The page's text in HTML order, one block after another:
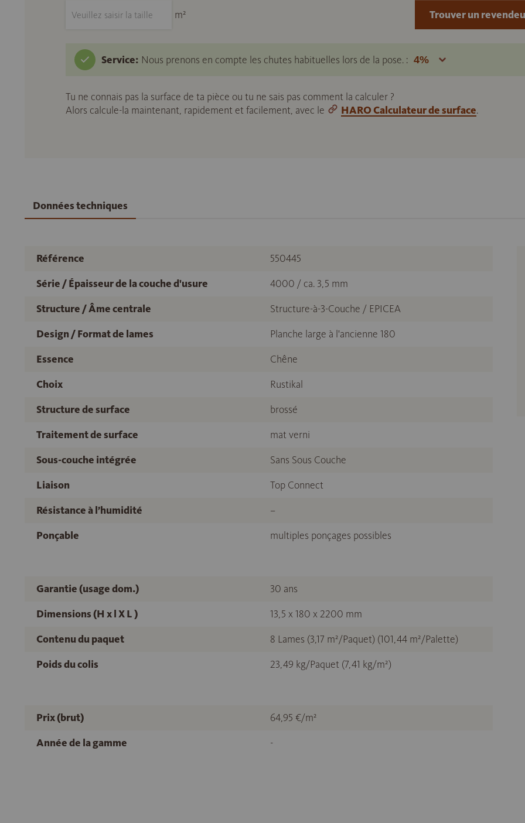
m²
Service: Nous prenons en compte les chutes habituelles lors de la pose. :
Tu ne connais pas la surface de ta pièce ou tu ne sais pas comment la calculer ?
Alors calcule-la maintenant, rapidement et facilement, avec le
HARO Calculateur de surface.
Trouver un
Données techniques
Référence
550445
Série / Épaisseur de la couche d'usure
4000 / ca. 3,5 mm
Structure / Âme centrale
Structure-à-3-Couche / EPICEA
Design / Format de lames
Planche large à l'ancienne 180
Essence
Chêne
Choix
Rustikal
Structure de surface
brossé
Traitement de surface
mat verni
Sous-couche intégrée
Sans Sous Couche
Liaison
Top Connect
Résistance à l’humidité
–
Ponçable
multiples ponçages possibles
Garantie (usage dom.)
30 ans
Dimensions (H x l X L )
13,5 x 180 x 2200 mm
Contenu du paquet
8 Lames (3,17 m²/Paquet) (101,44 m²/Palette)
Poids du colis
23,49 kg/Paquet (7,41 kg/m²)
Prix (brut)
64,95 €/m²
Année de la gamme
-